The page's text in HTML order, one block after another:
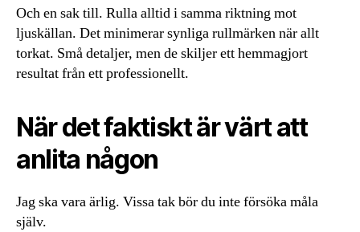
Och en sak till. Rulla alltid i samma riktning mot
ljuskällan. Det minimerar synliga rullmärken när allt
torkat. Små detaljer, men de skiljer ett hemmagjort
resultat från ett professionellt.
När det faktiskt är värt att
anlita någon
Jag ska vara ärlig. Vissa tak bör du inte försöka måla
själv.